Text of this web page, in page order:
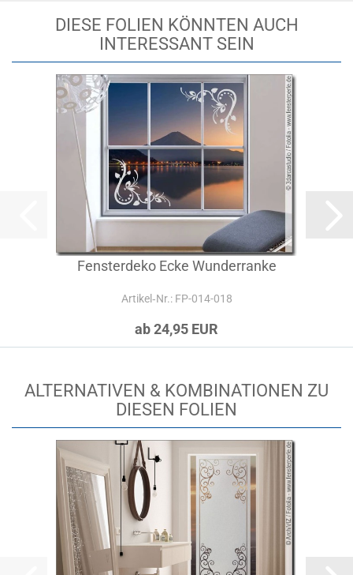
DIESE FOLIEN KÖNNTEN AUCH
INTERESSANT SEIN
Fensterdeko Ecke Wunderranke
Artikel‑Nr.: FP-014-018
ab 24,95 EUR
ALTERNATIVEN & KOMBINATIONEN ZU
DIESEN FOLIEN